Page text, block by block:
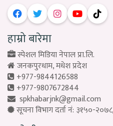
हाम्रो बारेमा
स्पेशल मिडिया नेपाल प्रा.लि.
जनकपुरधाम, मधेश प्रदेश
+977-9844126588
+977-9807672844
spkhabarjnk@gmail.com
सूचना विभाग दर्ता नं: ३१५०-